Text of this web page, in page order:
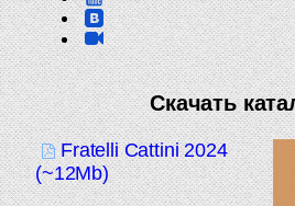
Скачать
Fratelli Cattini 2024
(~12Mb)